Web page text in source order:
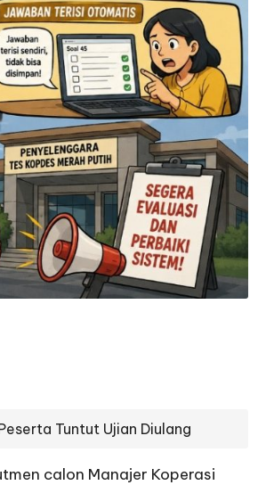
Tuntut Ujian Diulang
calon Manajer Koperasi